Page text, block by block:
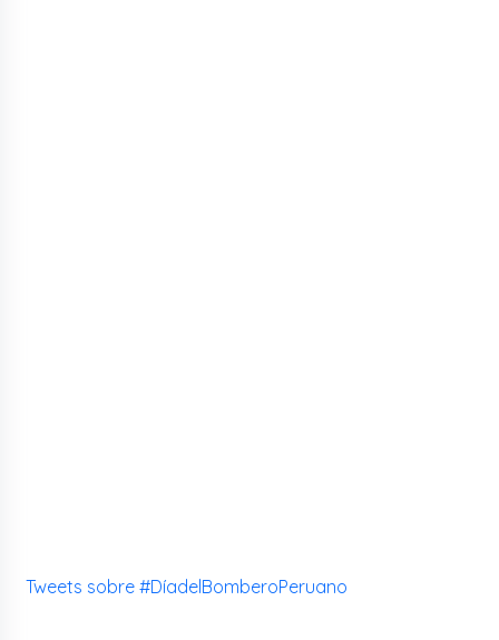
Tweets sobre #DíadelBomberoPeruano